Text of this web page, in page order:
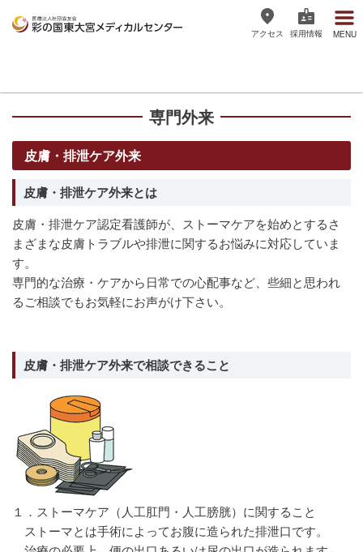
メディカルセンター
アクセス 採用情報 MENU
専門外来
皮膚・排泄ケア外来
皮膚・排泄ケア外来とは
皮膚・排泄ケア認定看護師が、ストーマケアを始めとするさ
まざまな皮膚トラブルや排泄に関するお悩みに対応していま
す。
専門的な治療・ケアから日常での心配事など、些細と思われ
るご相談でもお気軽にお声がけ下さい。
皮膚・排泄ケア外来で相談できること
１．ストーマケア（人工肛門・人工膀胱）に関すること
ストーマとは手術によってお腹に造られた排泄口です。